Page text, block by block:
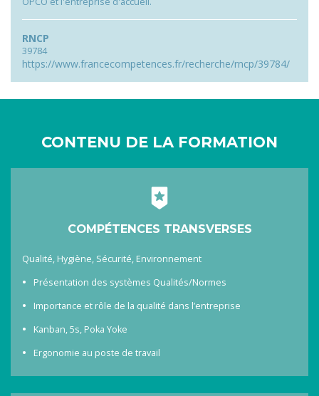
RNCP
39784
https://www.francecompetences.fr/recherche/rncp/39784/
CONTENU DE LA FORMATION
COMPÉTENCES TRANSVERSES
Qualité, Hygiène, Sécurité, Environnement
Présentation des systèmes Qualités/Normes
Importance et rôle de la qualité dans l’entreprise
Kanban, 5s, Poka Yoke
Ergonomie au poste de travail